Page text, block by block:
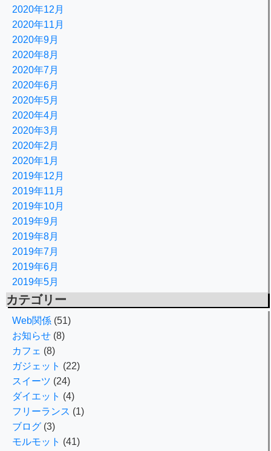
2020年12月
2020年11月
2020年9月
2020年8月
2020年7月
2020年6月
2020年5月
2020年4月
2020年3月
2020年2月
2020年1月
2019年12月
2019年11月
2019年10月
2019年9月
2019年8月
2019年7月
2019年6月
2019年5月
カテゴリー
Web関係 (51)
お知らせ (8)
カフェ (8)
ガジェット (22)
スイーツ (24)
ダイエット (4)
フリーランス (1)
ブログ (3)
モルモット (41)